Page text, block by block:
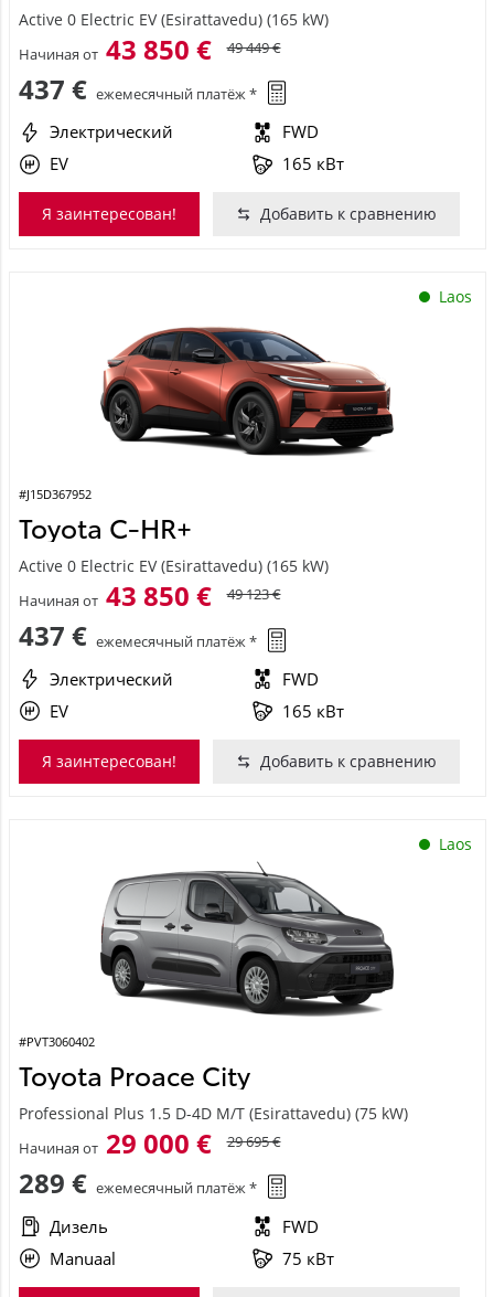
Active 0 Electric EV (Esirattavedu) (165 kW)
Начиная от 43 850 € 49 449 €
437 € ежемесячный платёж *
Электрический
FWD
EV
165 кВт
Я заинтересован! Добавить к сравнению
Laos
#J15D367952
Toyota C-HR+
Active 0 Electric EV (Esirattavedu) (165 kW)
Начиная от 43 850 € 49 123 €
437 € ежемесячный платёж *
Электрический
FWD
EV
165 кВт
Я заинтересован! Добавить к сравнению
Laos
#PVT3060402
Toyota Proace City
Professional Plus 1.5 D-4D M/T (Esirattavedu) (75 kW)
Начиная от 29 000 € 29 695 €
289 € ежемесячный платёж *
Дизель
FWD
Manuaal
75 кВт